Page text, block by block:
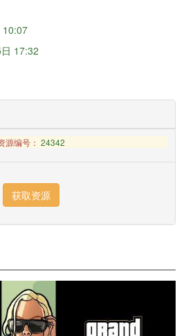
10:07
17:32
源编号： 24342